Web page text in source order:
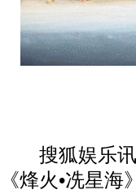
搜狐娱乐讯
《烽火•冼星